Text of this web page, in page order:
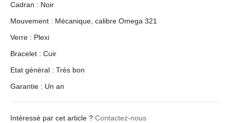
Cadran : Noir
Mouvement : Mécanique, calibre Omega 321
Verre : Plexi
Bracelet : Cuir
Etat général : Très bon
Garantie : Un an
Intéressé par cet article ? Contactez-nous